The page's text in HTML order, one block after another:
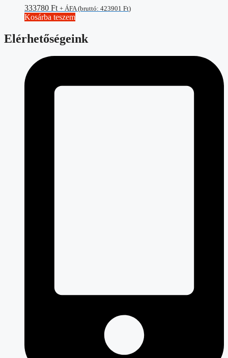
333780 Ft + ÁFA (bruttó: 423901 Ft)
Kosárba teszem
Elérhetőségeink